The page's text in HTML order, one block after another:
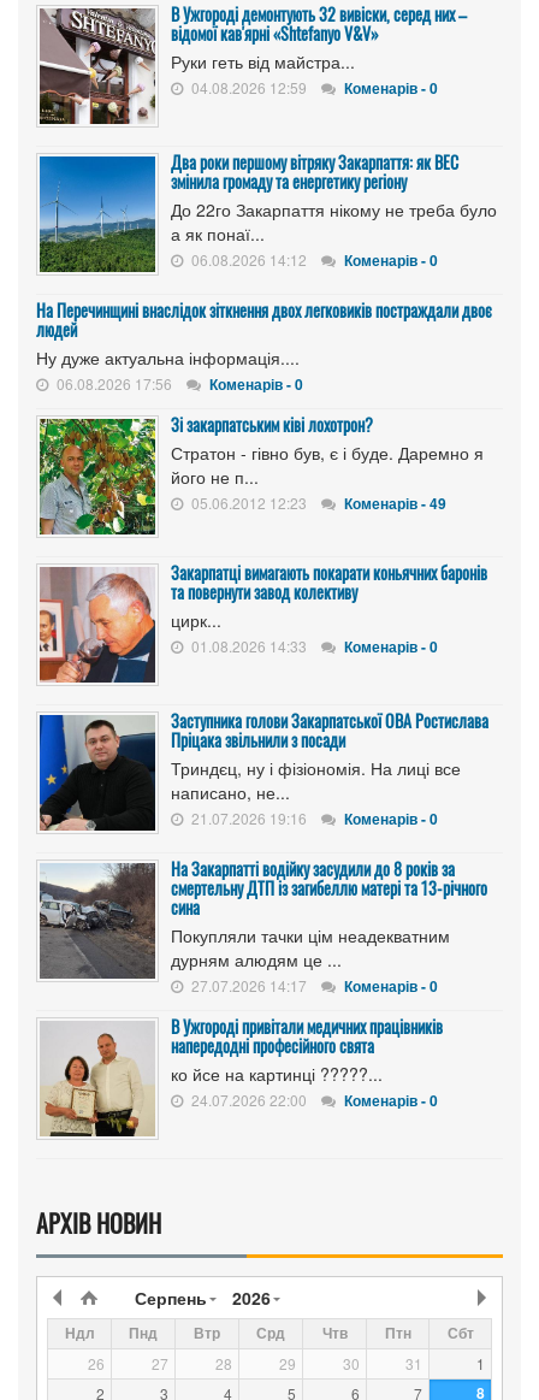
В Ужгороді демонтують 32 вивіски, серед них –
відомої кав'ярні «Shtefanyo V&V»
Руки геть від майстра...
04.08.2026 12:59 Коменарів - 0
Два роки першому вітряку Закарпаття: як ВЕС
змінила громаду та енергетику регіону
До 22го Закарпаття нікому не треба було
а як понаї...
06.08.2026 14:12 Коменарів - 0
На Перечинщині внаслідок зіткнення двох легковиків постраждали двоє
людей
Ну дуже актуальна інформація....
06.08.2026 17:56 Коменарів - 0
Зі закарпатським ківі лохотрон?
Стратон - гівно був, є і буде. Даремно я
його не п...
05.06.2012 12:23 Коменарів - 49
Закарпатці вимагають покарати коньячних баронів
та повернути завод колективу
цирк...
01.08.2026 14:33 Коменарів - 0
Заступника голови Закарпатської ОВА Ростислава
Пріцака звільнили з посади
Триндєц, ну і фізіономія. На лиці все
написано, не...
21.07.2026 19:16 Коменарів - 0
На Закарпатті водійку засудили до 8 років за
смертельну ДТП із загибеллю матері та 13-річного
сина
Покупляли тачки цім неадекватним
дурням алюдям це ...
27.07.2026 14:17 Коменарів - 0
В Ужгороді привітали медичних працівників
напередодні професійного свята
ко йсе на картинці ?????...
24.07.2026 22:00 Коменарів - 0
АРХІВ НОВИН
Серпень 2026
Ндл Пнд Втр Срд Чтв Птн Сбт
26 27 28 29 30 31
1
2
3 4 5 6 7 8